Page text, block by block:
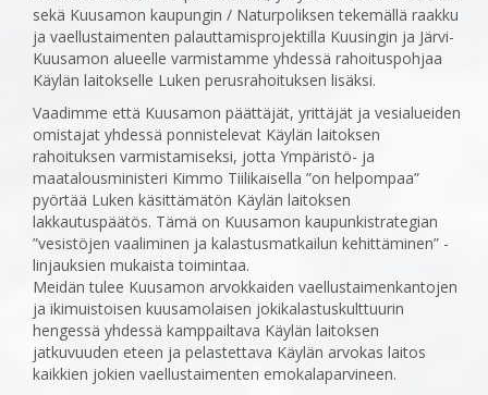
sekä Kuusamon kaupungin / Naturpoliksen tekemällä raakku
ja vaellustaimenten palauttamisprojektilla Kuusingin ja Järvi-
Kuusamon alueelle varmistamme yhdessä rahoituspohjaa
Käylän laitokselle Luken perusrahoituksen lisäksi.
Vaadimme että Kuusamon päättäjät, yrittäjät ja vesialueiden
omistajat yhdessä ponnistelevat Käylän laitoksen
rahoituksen varmistamiseksi, jotta Ympäristö- ja
maatalousministeri Kimmo Tiilikaisella ”on helpompaa”
pyörtää Luken käsittämätön Käylän laitoksen
lakkautuspäätös. Tämä on Kuusamon kaupunkistrategian
”vesistöjen vaaliminen ja kalastusmatkailun kehittäminen” -
linjauksien mukaista toimintaa.
Meidän tulee Kuusamon arvokkaiden vaellustaimenkantojen
ja ikimuistoisen kuusamolaisen jokikalastuskulttuurin
hengessä yhdessä kamppailtava Käylän laitoksen
jatkuvuuden eteen ja pelastettava Käylän arvokas laitos
kaikkien jokien vaellustaimenten emokalaparvineen.